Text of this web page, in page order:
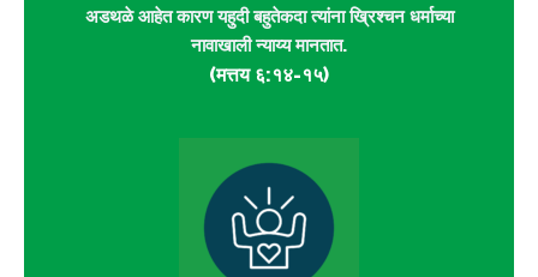
अडथळे आहेत कारण यहुदी बहुतेकदा त्यांना ख्रिश्चन धर्माच्या
नावाखाली न्याय्य मानतात.
(मत्तय ६:१४-१५)